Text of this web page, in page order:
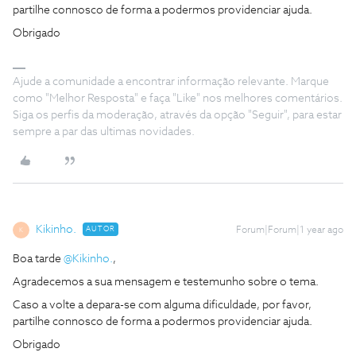
partilhe connosco de forma a podermos providenciar ajuda.
Obrigado
Ajude a comunidade a encontrar informação relevante. Marque
como "Melhor Resposta" e faça "Like" nos melhores comentários.
Siga os perfis da moderação, através da opção "Seguir", para estar
sempre a par das ultimas novidades.
K Kikinho. AUTOR Forum|Forum|1 year ago
Boa tarde @Kikinho.,
Agradecemos a sua mensagem e testemunho sobre o tema.
Caso a volte a depara-se com alguma dificuldade, por favor,
partilhe connosco de forma a podermos providenciar ajuda.
Obrigado